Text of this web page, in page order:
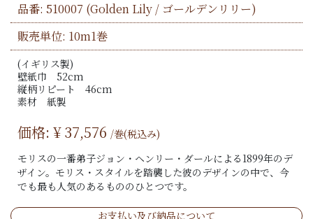
品番: 510007 (Golden Lily / ゴールデンリリー)
販売単位: 10m1巻
(イギリス製)
壁紙巾 52cm
縦柄リピート 46cm
素材 紙製
価格: ¥37,576 /巻(税込み)
モリスの一番弟子ジョン・ヘンリー・ダールによる1899年のデ
ザイン。モリス・スタイルを踏襲した彼のデザインの中で、今
でも最も人気のあるもののひとつです。
お支払い及び納品について